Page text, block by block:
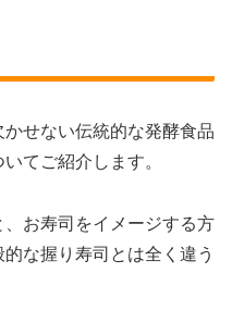
せない伝統的な発酵食品
てご紹介します。
、お寿司をイメージする方
な握り寿司とは全く違う